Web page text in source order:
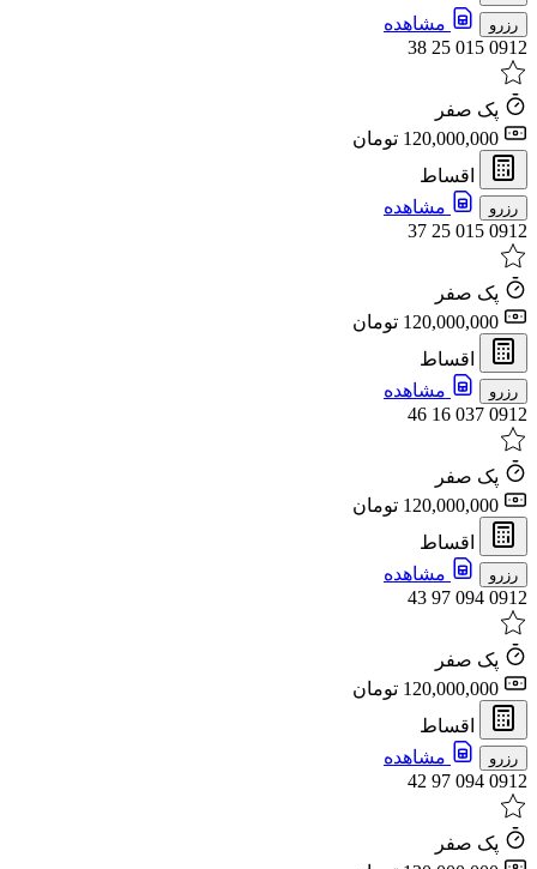
رزرو
مشاهده
0912 015 25 38
پک صفر
اقساط
رزرو
مشاهده
0912 015 25 37
پک صفر
اقساط
رزرو
مشاهده
0912 037 16 46
پک صفر
اقساط
رزرو
مشاهده
0912 094 97 43
پک صفر
اقساط
رزرو
مشاهده
0912 094 97 42
پک صفر